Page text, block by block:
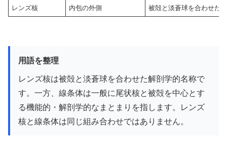
レンズ核
内包の外側 被殻と淡蒼球を合わせた
用語を整理
レンズ核は被殻と淡蒼球を合わせた解剖学的名称で
す。一方、線条体は一般に尾状核と被殻を中心とす
る機能的・解剖学的なまとまりを指します。レンズ
核と線条体は同じ組み合わせではありません。